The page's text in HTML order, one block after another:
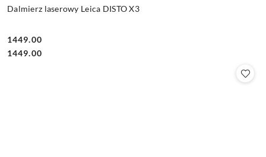
Dalmierz laserowy Leica DISTO X3
Cena:
1449.00
Cena:
1449.00